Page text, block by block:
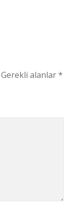
Gerekli alanlar*